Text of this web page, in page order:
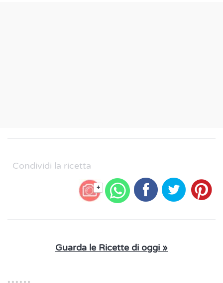
Condividi la ricetta
+
Guarda le Ricette di oggi »